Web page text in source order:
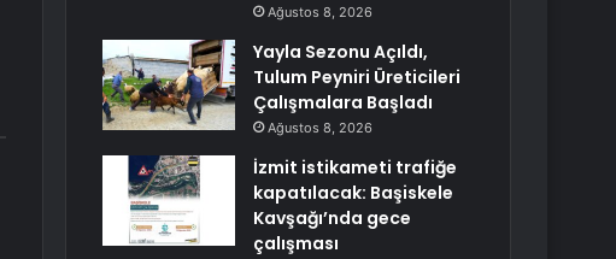
Ağustos 8, 2026
Yayla Sezonu Açıldı,
Tulum Peyniri Üreticileri
Çalışmalara Başladı
Ağustos 8, 2026
İzmit istikameti trafiğe
kapatılacak: Başiskele
Kavşağı’nda gece
çalışması